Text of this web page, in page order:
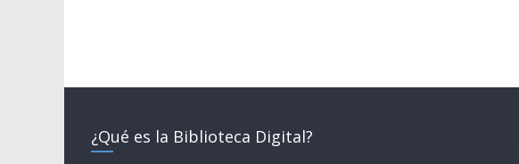
¿Qué es la Biblioteca Digital?